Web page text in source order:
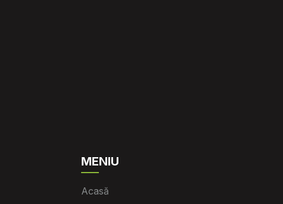
MENIU
Acasă